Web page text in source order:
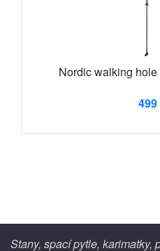
Nordic walking
Stany, spací pytle, karimatky,